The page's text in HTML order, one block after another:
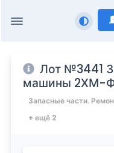
Лот №3441
машины 2ХМ-
Запасные части.
+ ещё 2